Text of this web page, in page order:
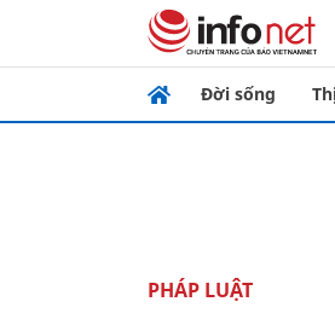
Đời sống
PHÁP LUẬT